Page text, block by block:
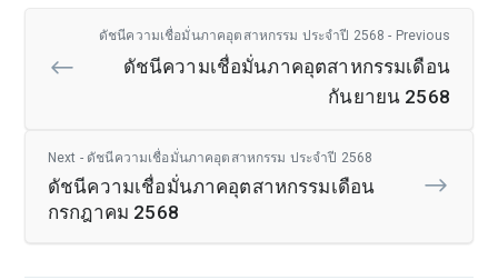
ดัชนีความเชื่อมั่นภาคอุตสาหกรรม ประจำปี 2568 - Previous
ดัชนีความเชื่อมั่นภาคอุตสาหกรรมเดือน
กันยายน 2568
Next - ดัชนีความเชื่อมั่นภาคอุตสาหกรรม ประจำปี 2568
ดัชนีความเชื่อมั่นภาคอุตสาหกรรมเดือน
กรกฎาคม 2568